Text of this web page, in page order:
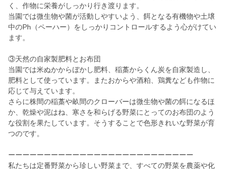
く、作物に栄養がしっかり行き渡ります。
当園では微生物や菌が活動しやすいよう、餌となる有機物や土壌
中のPh（ペーハー）をしっかりコントロールするよう心がけてい
ます。
③天然の自家製肥料とお布団
当園では米ぬかからぼかし肥料、稲藁からくん炭を自家製造し、
肥料として使っています。またおからや酒粕、鶏糞なども作物に
応じて与えています。
さらに株間の稲藁や畝間のクローバーは微生物や菌の餌になるほ
か、乾燥や泥はね、寒さを和らげる野菜にとってのお布団のよう
な役割を果たしています。そうすることで色形きれいな野菜が育
つのです。
ーーーーーーーーーーーーーーーーーーーーーーーーーー
私たちは定番野菜から珍しい野菜まで、すべての野菜を農薬や化